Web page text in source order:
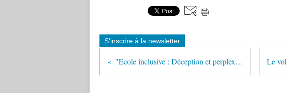
S'inscrire à la newsletter
"Ecole inclusive : Déception et perplexité pour les parents" (Café pédagogique)